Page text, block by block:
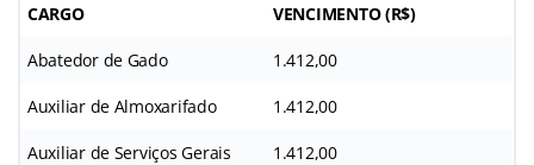
CARGO VENCIMENTO (R$)
Abatedor de Gado 1.412,00
Auxiliar de Almoxarifado 1.412,00
Auxiliar de Serviços Gerais 1.412,00